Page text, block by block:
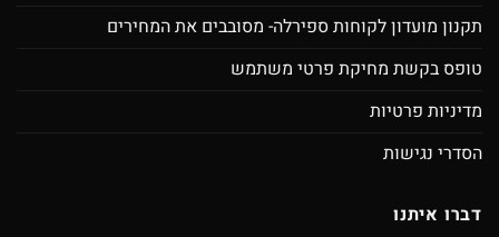
תקנון מועדון לקוחות ספירלה- מסובבים את המחירים
טופס בקשת מחיקת פרטי משתמש
מדיניות פרטיות
הסדרי נגישות
דברו איתנו